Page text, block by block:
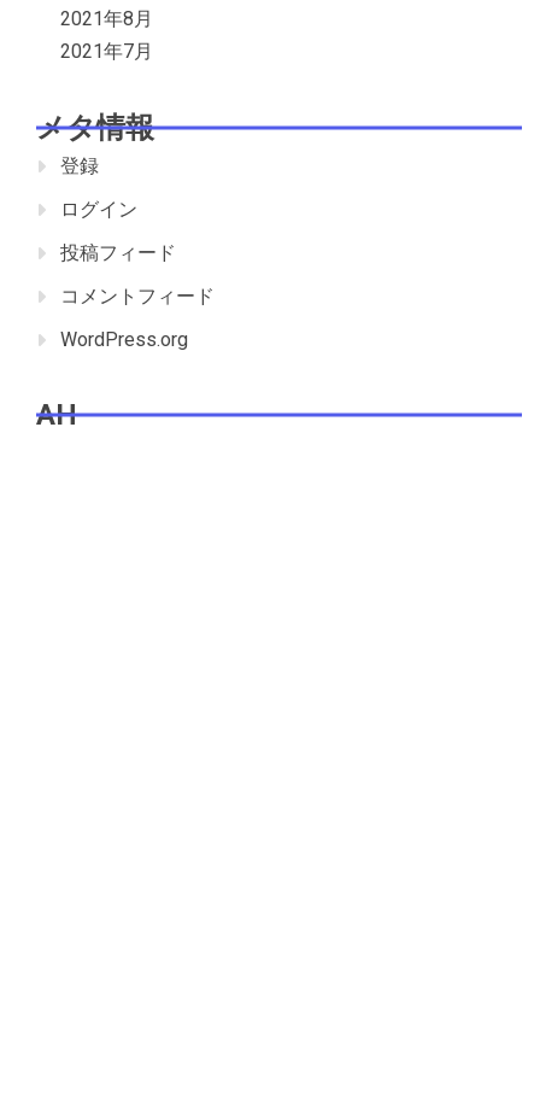
2021年8月
2021年7月
メタ情報
登録
ログイン
投稿フィード
コメントフィード
WordPress.org
AH